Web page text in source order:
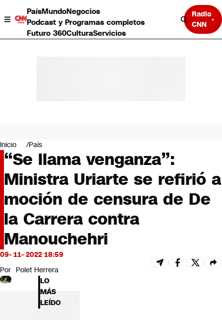
PaísMundoNegocios
Podcast y Programas completos
Futuro 360CulturaServicios
Radio
CNN
Negocios
Deportes
Programas completos
Cultura
Servicios
Bits
CNN tiempo
Futuro 360
Opinión
Inicio País
“Se llama venganza”:
Ministra Uriarte se refirió a
moción de censura de De
la Carrera contra
Manouchehri
09- 11- 2022 18:59
Por Polet Herrera
LO
MÁS
LEÍDO